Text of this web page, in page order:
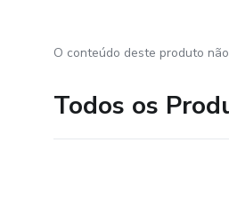
O conteúdo deste produto
Todos os